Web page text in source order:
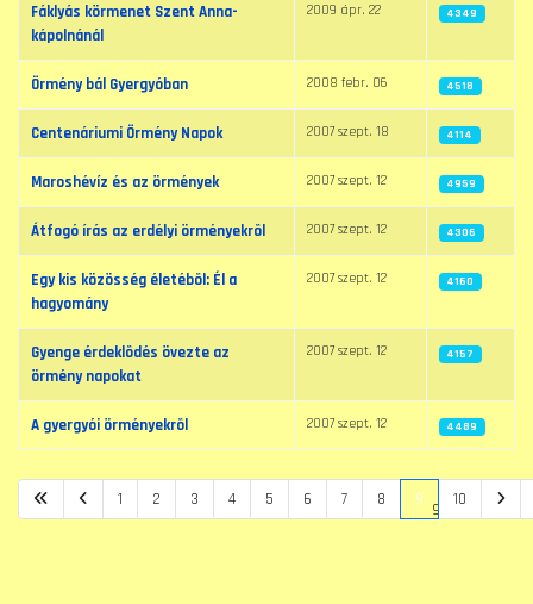
Fáklyás körmenet Szent Anna-
kápolnánál
2009 ápr. 22 4349
Örmény bál Gyergyóban 2008 febr. 06 4518
Centenáriumi Örmény Napok 2007 szept. 18 4114
Maroshévíz és az örmények 2007 szept. 12 4959
Átfogó írás az erdélyi örményekrõl 2007 szept. 12 4306
Egy kis közösség életébõl: Él a
hagyomány
2007 szept. 12 4160
Gyenge érdeklõdés övezte az
örmény napokat
2007 szept. 12 4157
A gyergyói örményekrõl 2007 szept. 12 4489
9. oldal / 10
1 2 3 4 5 6 7 8 9 10